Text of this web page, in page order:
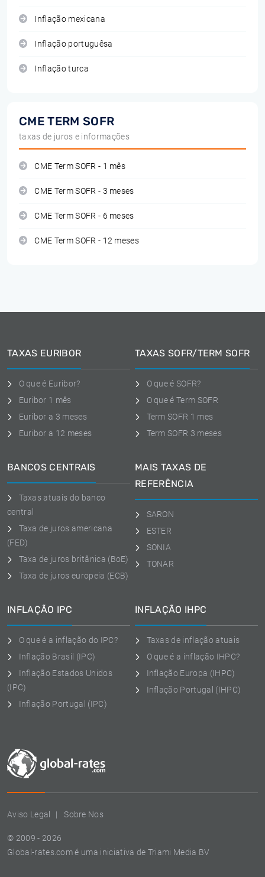
Inflação mexicana
Inflação portuguêsa
Inflação turca
CME TERM SOFR
taxas de juros e informações
CME Term SOFR - 1 mês
CME Term SOFR - 3 meses
CME Term SOFR - 6 meses
CME Term SOFR - 12 meses
Aviso Legal Sobre Nos
© 2009 - 2026
Global-rates.com é uma iniciativa de Triami Media BV
TAXAS EURIBOR
O que é Euribor?
Euribor 1 mês
Euribor a 3 meses
Euribor a 12 meses
TAXAS SOFR/TERM SOFR
O que é SOFR?
O que é Term SOFR
Term SOFR 1 mes
Term SOFR 3 meses
BANCOS CENTRAIS
Taxas atuais do banco
central
Taxa de juros americana
(FED)
Taxa de juros britânica (BoE)
Taxa de juros europeia (ECB)
MAIS TAXAS DE
REFERÊNCIA
SARON
ESTER
SONIA
TONAR
INFLAÇÃO IPC
O que é a inflação do IPC?
Inflação Brasil (IPC)
Inflação Estados Unidos
(IPC)
Inflação Portugal (IPC)
INFLAÇÃO IHPC
Taxas de inflação atuais
O que é a inflação IHPC?
Inflação Europa (IHPC)
Inflação Portugal (IHPC)